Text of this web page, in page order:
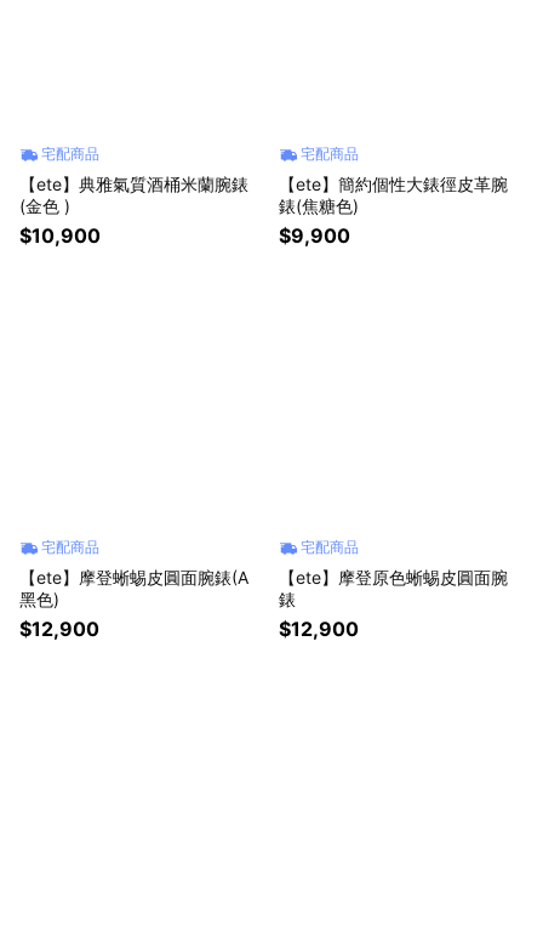
宅配商品
【ete】典雅氣質酒桶米蘭腕錶
(金色 )
$10,900
宅配商品
【ete】簡約個性大錶徑皮革腕
錶(焦糖色)
$9,900
宅配商品
【ete】摩登蜥蜴皮圓面腕錶(A
黑色)
$12,900
宅配商品
【ete】摩登原色蜥蜴皮圓面腕
錶
$12,900